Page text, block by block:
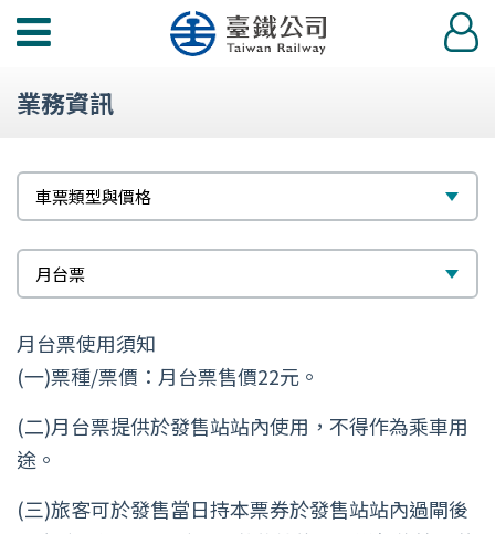
功
選
登
入
業務資訊
題
車票類型與價格
標
題
月台票
月台票使用須知
(一)票種/票價：月台票售價22元。
(二)月台票提供於發售站站內使用，不得作為乘車用
途。
(三)旅客可於發售當日持本票券於發售站站內過閘後